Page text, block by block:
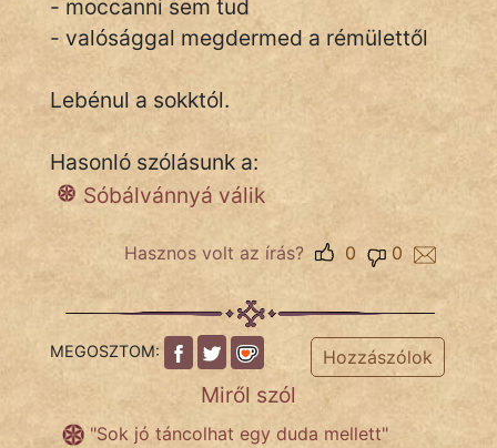
IRODALOM
SZÓLÁS
És
KÖZMONDÁS
PSZICHO
ZENE
FILM
- moccanni sem tud
- valósággal megdermed a rémülettől
Lebénul a sokktól.
Hasonló szólásunk a:
Sóbálvánnyá válik
Hasznos volt az írás? 0
0
MEGOSZTOM: Hozzászólok
Miről szól
"Sok jó táncolhat egy duda mellett"